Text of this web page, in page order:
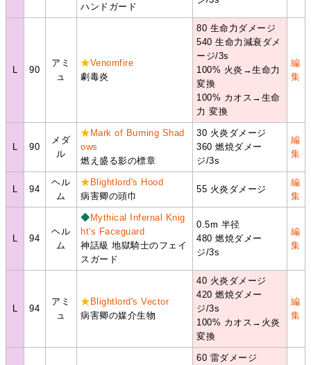
ハンドガード
90
アミ
ュ
★Venomfire
劇毒炎
80 生命力ダメージ
540 生命力減衰ダメ
ージ/3s
100% 火炎→生命力
変換
100% カオス→生命
力 変換
編
集
90
メダ
ル
★ Mark of Burning Shad
ows
燃え盛る影の標章
30 火炎ダメージ
360 燃焼ダメー
ジ/3s
編
集
94
ヘル
ム
★ Blightlord's Hood
病害卿の頭巾
55 火炎ダメージ
編
集
94
ヘル
ム
◆ Mythical Infernal Knig
ht's Faceguard
神話級 地獄騎士のフェイ
スガード
0.5m 半径
480 燃焼ダメー
ジ/3s
編
集
94
アミ
ュ
★ Blightlord's Vector
病害卿の媒介生物
40 火炎ダメージ
420 燃焼ダメー
ジ/3s
100% カオス→火炎
変換
編
集
60 雷ダメージ